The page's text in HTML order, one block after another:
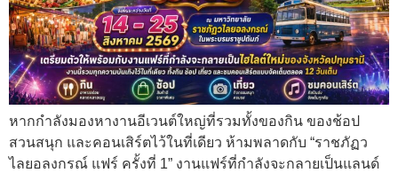
หากกำลังมองหางานอีเวนต์ใหญ่ที่รวมทั้งของกิน ของช้อป
สวนสนุก และคอนเสิร์ตไว้ในที่เดียว ห้ามพลาดกับ “ราชภัฏว
ไลยอลงกรณ์ แฟร์ ครั้งที่ 1” งานแฟร์ที่กำลังจะกลายเป็นแลนด์